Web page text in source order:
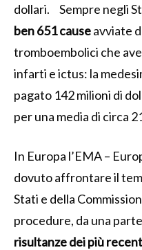
dollari. Sempre negli
ben 651 causeavviate
tromboembolici che
infarti e ictus: la
pagato 142 milioni di
per una media di circa
In Europa l’EMA –
dovuto affrontare il
Stati e della
procedure, da una
risultanze dei più